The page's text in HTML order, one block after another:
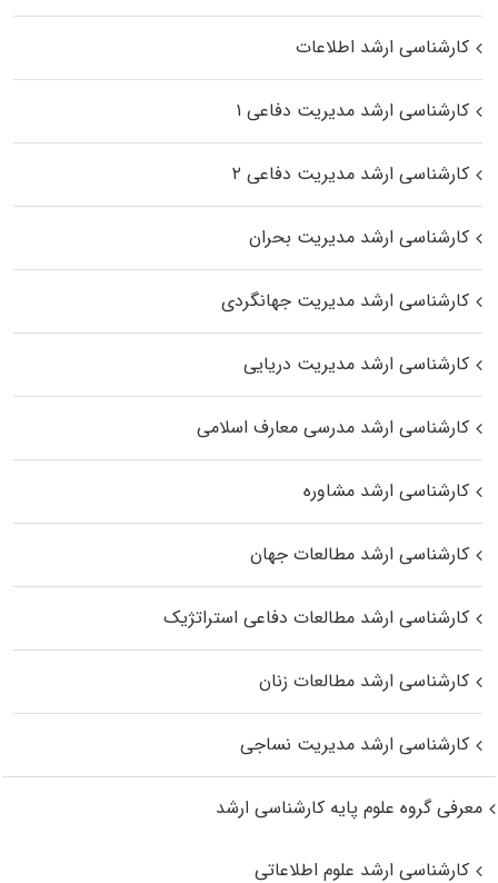
کارشناسی ارشد اطلاعات
کارشناسی ارشد مدیریت دفاعی ۱
کارشناسی ارشد مدیریت دفاعی ۲
کارشناسی ارشد مدیریت بحران
کارشناسی ارشد مدیریت جهانگردی
کارشناسی ارشد مدیریت دریایی
کارشناسی ارشد مدرسی معارف اسلامی
کارشناسی ارشد مشاوره
کارشناسی ارشد مطالعات جهان
کارشناسی ارشد مطالعات دفاعی استراتژیک
کارشناسی ارشد مطالعات زنان
کارشناسی ارشد مدیریت نساجی
معرفی گروه علوم پایه کارشناسی ارشد
کارشناسی ارشد علوم اطلاعاتی